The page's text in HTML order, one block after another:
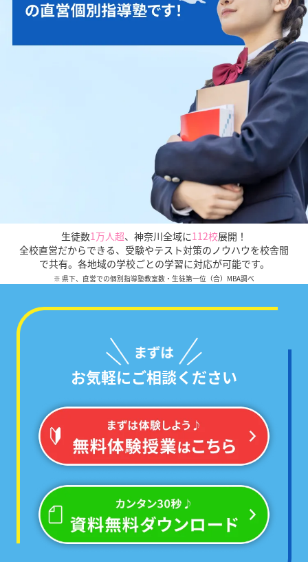
生徒数1万人超、 神奈川全域に112校展開！
全校直営だからできる、受験やテスト対策のノウハウを校舎間
で共有。各地域の学校ごとの学習に対応が可能です。
※ 県下、直営での個別指導塾教室数・生徒第一位（合）MBA調べ
お気軽にご相談ください